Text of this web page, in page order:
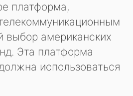
платформа,
выбор американских
Эта платформа
использоваться